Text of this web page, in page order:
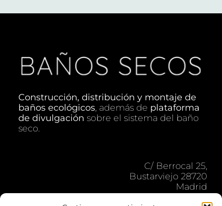
Construcción, distribución y montaje de
baños ecológicos, además de plataforma
de divulgación sobre el sistema del baño
seco.
C/ Berrocal 25,
Bustarviejo 28720
Madrid